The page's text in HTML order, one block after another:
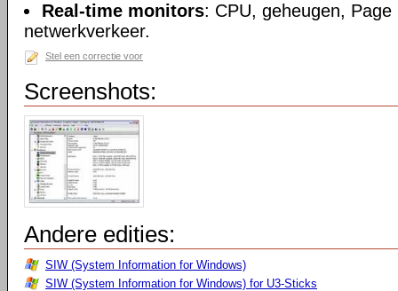
Real-time monitors: CPU, geheugen, Page
netwerkverkeer.
Stel een correctie voor
Screenshots:
Andere edities:
SIW (System Information for Windows)
SIW (System Information for Windows) for U3-Sticks